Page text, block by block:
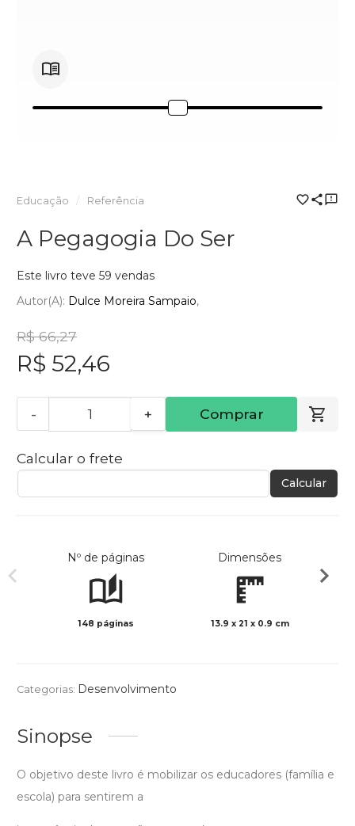
Educação Referência
A Pegagogia Do Ser
Este livro teve 59 vendas
Autor(a): Dulce Moreira Sampaio
R$ 66,27
R$ 52,46
- + Comprar
Calcular o frete
Calcular
Nº de páginas
148 páginas
Dimensões
13.9 x 21 x 0.9 cm
Categorias: Desenvolvimento
Sinopse
O objetivo deste livro é mobilizar os educadores (família e
escola) para sentirem a